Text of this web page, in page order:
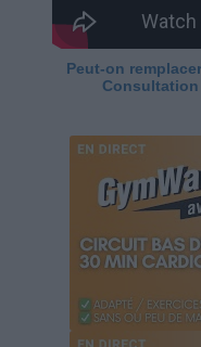
Peut-on
Consultation